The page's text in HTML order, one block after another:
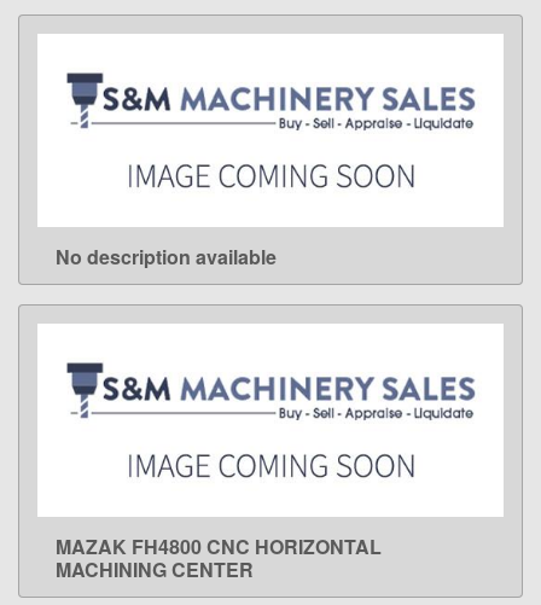
LEARN MORE
No description available
LEARN MORE
MAZAK FH4800 CNC HORIZONTAL
MACHINING CENTER